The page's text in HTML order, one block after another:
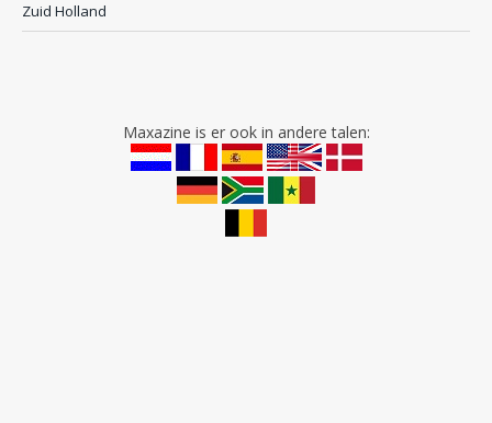
Zuid Holland
Maxazine is er ook in andere talen: